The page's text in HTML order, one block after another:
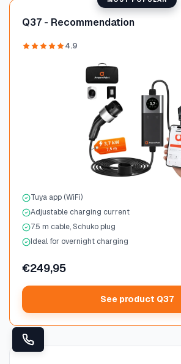
Q37 - Recommendation
4.9
Tuya app (WiFi)
Adjustable charging current
7.5 m cable, Schuko plug
Ideal for overnight charging
€249,95
See product Q37